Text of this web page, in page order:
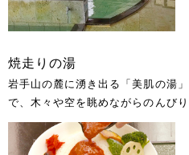
焼走りの湯
岩手山の麓に湧き出る「美肌の湯
で、木々や空を眺めながらのんびり